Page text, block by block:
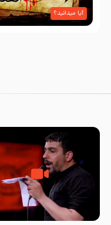
آیا میدانید؟
تک ، عبّاس، صاحب
حاج حنیف طاهری –